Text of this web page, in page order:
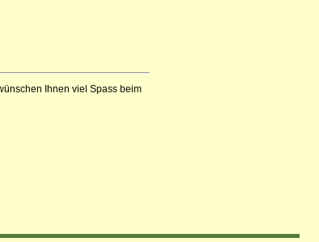
Ihnen viel Spass beim